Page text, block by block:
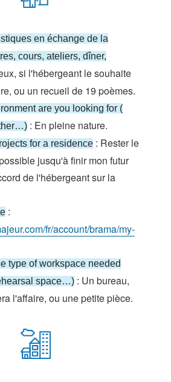
en échange de la
cours, ateliers, dîner,
si l'hébergeant le souhaite
ou un recueil de 19 poèmes.
are you looking for (
: En pleine nature.
for a residence : Rester le
jusqu'à finir mon futur
de l'hébergeant sur la
:
fr/account/brama/my-
type of workspace needed
space…) : Un bureau,
l'affaire, ou une petite pièce.